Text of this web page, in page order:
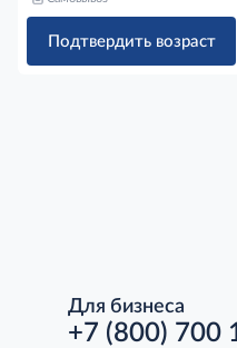
Подтвердить возраст
Для бизнеса
+7 (800) 700